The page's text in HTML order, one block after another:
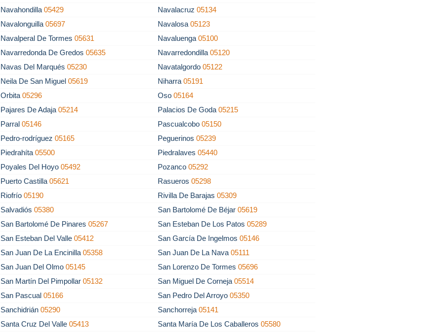
Navahondilla05429 Navalacruz05134
Navalonguilla05697 Navalosa05123
Navalperal De Tormes05631 Navaluenga05100
Navarredonda De Gredos05635 Navarredondilla05120
Navas Del Marqués05230 Navatalgordo05122
Neila De San Miguel05619 Niharra05191
Orbita05296 Oso05164
Pajares De Adaja05214 Palacios De Goda05215
Parral05146 Pascualcobo05150
Pedro-rodríguez05165 Peguerinos05239
Piedrahíta05500 Piedralaves05440
Poyales Del Hoyo05492 Pozanco05292
Puerto Castilla05621 Rasueros05298
Riofrío05190 Rivilla De Barajas05309
Salvadiós05380 San Bartolomé De Béjar05619
San Bartolomé De Pinares05267 San Esteban De Los Patos05289
San Esteban Del Valle05412 San García De Ingelmos05146
San Juan De La Encinilla05358 San Juan De La Nava05111
San Juan Del Olmo05145 San Lorenzo De Tormes05696
San Martín Del Pimpollar05132 San Miguel De Corneja05514
San Pascual05166 San Pedro Del Arroyo05350
Sanchidrián05290 Sanchorreja05141
Santa Cruz Del Valle05413 Santa María De Los Caballeros05580